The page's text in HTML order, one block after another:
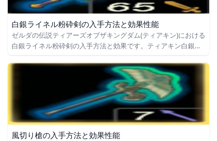
白銀ライネル粉砕剣の入手方法と効果性能
ゼルダの伝説ティアーズオブザキングダム(ティアキン)における
白銀ライネル粉砕剣の入手方法と効果です。ティアキン白銀ラ
や攻撃力についても掲載しています。
風切り槍の入手方法と効果性能